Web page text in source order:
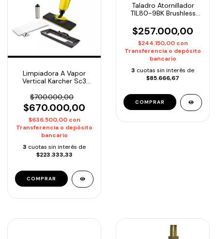
Limpiadora A Vapor
Vertical Karcher Sc3
$700.000,00
$670.000,00
$636.500,00 con
Transferencia o depósito
bancario
3 cuotas sin interés de
$223.333,33
Taladro Atornillador
TIL80-9BK Brushless
Baterias y cargador
$257.000,00
$244.150,00 con
Transferencia o depósito
bancario
3 cuotas sin interés de
$85.666,67